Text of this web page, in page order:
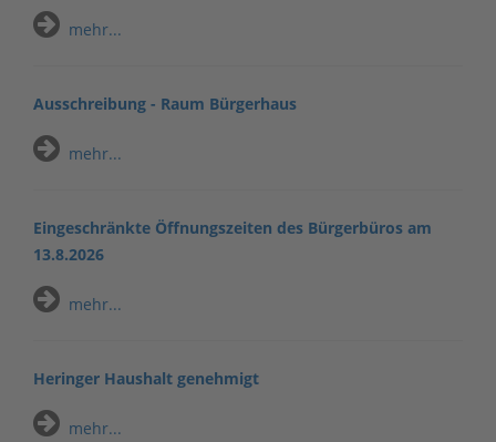
mehr...
Ausschreibung - Raum Bürgerhaus
mehr...
Eingeschränkte Öffnungszeiten des Bürgerbüros am
13.8.2026
mehr...
Heringer Haushalt genehmigt
mehr...